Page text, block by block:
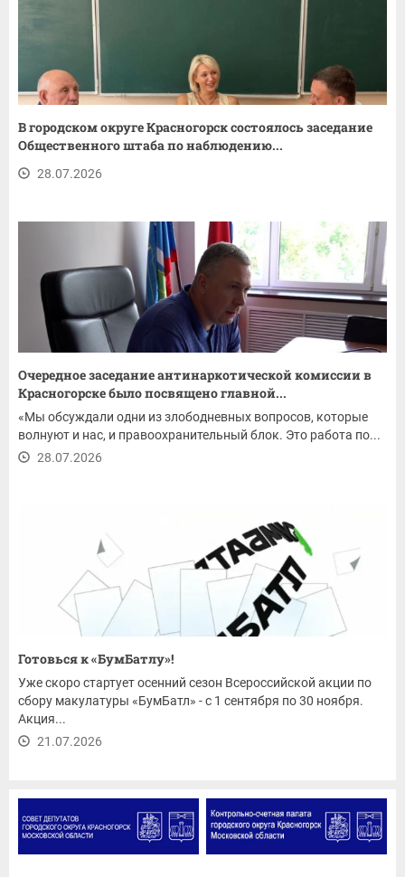
В городском округе Красногорск состоялось заседание
Общественного штаба по наблюдению...
28.07.2026
Очередное заседание антинаркотической комиссии в
Красногорске было посвящено главной...
«Мы обсуждали одни из злободневных вопросов, которые
волнуют и нас, и правоохранительный блок. Это работа по...
28.07.2026
Готовься к «БумБатлу»!
Уже скоро стартует осенний сезон Всероссийской акции по
сбору макулатуры «БумБатл» - с 1 сентября по 30 ноября.
Акция...
21.07.2026